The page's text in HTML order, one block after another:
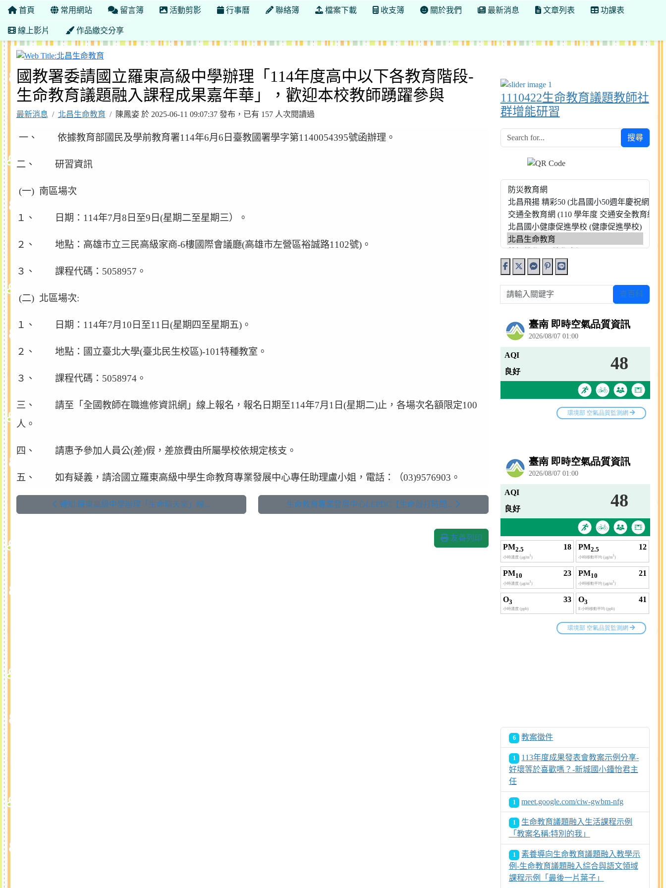
首頁 常用網站 留言簿 活動剪影 行事曆 聯絡簿 檔案下載 收支簿 關於我們 最新消息 文章列表 功課表
線上影片 作品繳交分享
北昌生命教育
國教署委請國立羅東高級中學辦理「114年度高中以下各教育階段-
生命教育議題融入課程成果嘉年華」，歡迎本校教師踴躍參與
最新消息 北昌生命教育 陳鳳姿 於 2025-06-11 09:07:37 發布，已有 157 人次閱讀過
一、 依據教育部國民及學前教育署114年6月6日臺教國署學字第1140054395號函辦理。
二、 研習資訊
(一) 南區場次
１、 日期：114年7月8日至9日(星期二至星期三）。
２、 地點：高雄市立三民高級家商-6樓國際會議廳(高雄市左營區裕誠路1102號)。
３、 課程代碼：5058957。
(二) 北區場次:
１、 日期：114年7月10日至11日(星期四至星期五)。
２、 地點：國立臺北大學(臺北民生校區)-101特種教室。
３、 課程代碼：5058974。
三、 請至「全國教師在職進修資訊網」線上報名，報名日期至114年7月1日(星期二)止，各場次名額限定100
人。
四、 請惠予參加人員公(差)假，差旅費由所屬學校依規定核支。
五、 如有疑義，請洽國立羅東高級中學生命教育專業發展中心專任助理盧小姐，電話：（03)9576903。
轉知:羅東高級中學辦理「生命聊天室」線... 生命教育專業發展中心LEPDC【生命敲打時間...
友善列印
1110422生命教育議題教師社
群增能研習
搜尋
請輸入關鍵字 查百科
6 教案徵件
1
113年度成果發表會教案示例分享-
好壞等於喜歡嗎？-新城國小鍾怡君主
任
1 meet.google.com/ciw-gwbm-nfg
1
生命教育議題融入生活課程示例
「教案名稱:特別的我」
1
素養導向生命教育議題融入教學示
例-生命教育議題融入綜合與語文領域
課程示例「最後一片葉子」